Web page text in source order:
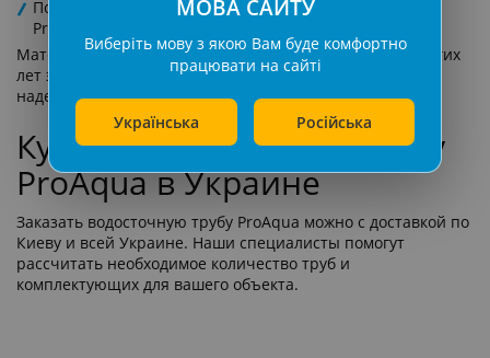
Полная совместимость с водосточными системами
ProAqua
Материал сохраняет цвет и форму на протяжении многих
лет эксплуатации, что гарантирует долговечность и
надежность всей водосточной системы.
Купить водосточную трубу
ProAqua в Украине
Заказать водосточную трубу ProAqua можно с доставкой по
Киеву и всей Украине. Наши специалисты помогут
рассчитать необходимое количество труб и
комплектующих для вашего объекта.
МОВА САЙТУ
Виберіть мову з якою Вам буде комфортно
працювати на сайті
Українська Російська